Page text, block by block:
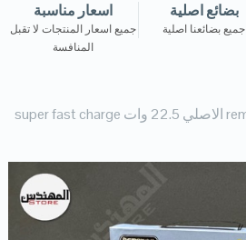
بضائع اصلية
جميع بضائعنا اصلية
اسعار مناسبة
جميع اسعار المنتجات لا تقبل
المنافسة